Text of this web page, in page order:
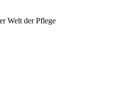
Welt der Pflege